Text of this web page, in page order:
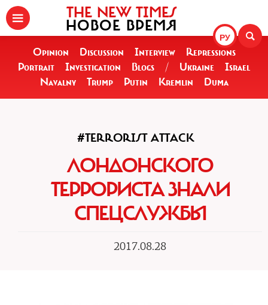
РУ
THE NEW TIMES
НОВОЕ ВРЕМЯ
Opinion Discussion Interview
Repressions
Portrait
Investigation Blogs / Ukraine
Israel
Navalny
Trump Putin Kremlin Duma
#TERRORIST ATTACK
ЛОНДОНСКОГО
ТЕРРОРИСТА ЗНАЛИ
СПЕЦСЛУЖБЫ
2017.08.28